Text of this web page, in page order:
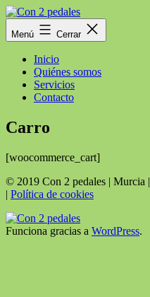
Saltar
al
contenido
Con
Menú Cerrar
Inicio
Quiénes somos
Servicios
Contacto
Carro
[woocommerce_cart]
© 2019 Con 2 pedales | Murcia |
| Política de cookies
Funciona gracias a WordPress.